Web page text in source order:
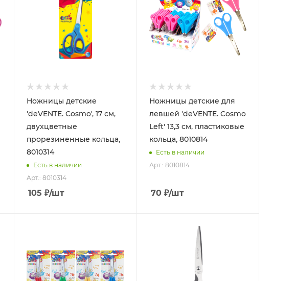
Ножницы детские
'deVENTE. Cosmo', 17 см,
двухцветные
прорезиненные кольца,
8010314
Есть в наличии
Арт.: 8010314
105 ₽/шт
Ножницы детские для
левшей 'deVENTE. Cosmo
Left' 13,3 см, пластиковые
кольца, 8010814
Есть в наличии
Арт.: 8010814
70₽/шт